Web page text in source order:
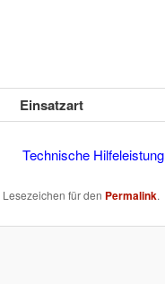
Einsatzart
Technische Hilfeleistung
für den Permalink.